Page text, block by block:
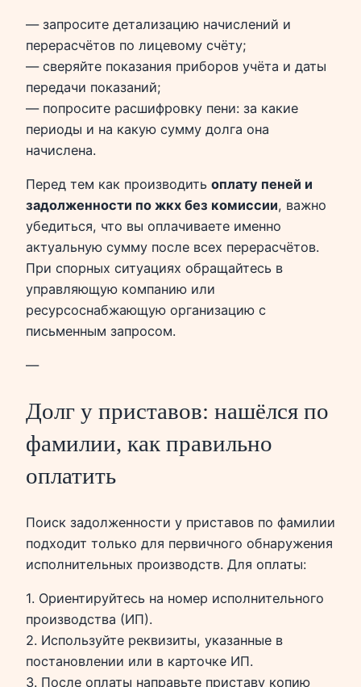
— запросите детализацию начислений и
перерасчётов по лицевому счёту;
— сверяйте показания приборов учёта и даты
передачи показаний;
— попросите расшифровку пени: за какие
периоды и на какую сумму долга она
начислена.
Перед тем как производить оплату пеней и
задолженности по жкх без комиссии, важно
убедиться, что вы оплачиваете именно
актуальную сумму после всех перерасчётов.
При спорных ситуациях обращайтесь в
управляющую компанию или
ресурсоснабжающую организацию с
письменным запросом.
—
Долг у приставов: нашёлся по
фамилии, как правильно
оплатить
Поиск задолженности у приставов по фамилии
подходит только для первичного обнаружения
исполнительных производств. Для оплаты:
1. Ориентируйтесь на номер исполнительного
производства (ИП).
2. Используйте реквизиты, указанные в
постановлении или в карточке ИП.
3. После оплаты направьте приставу копию